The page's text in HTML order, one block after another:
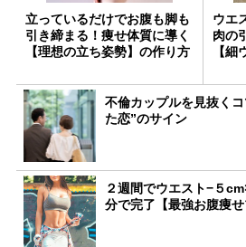
立っているだけでお腹も脚も
引き締まる！痩せ体質に導く
【理想の立ち姿勢】の作り方
ウエ
肉の
【
不倫カップルを見抜く
た恋”のサイン
２週間でウエスト−５
分で完了【最強お腹痩せ